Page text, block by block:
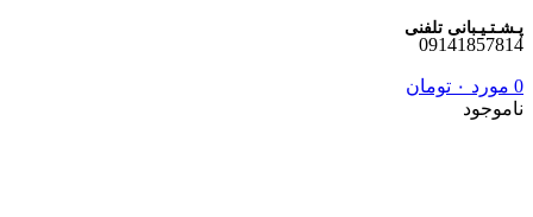
پـشـتـیـبانی تلفنی
09141857814
0 مورد ۰ تومان
ناموجود